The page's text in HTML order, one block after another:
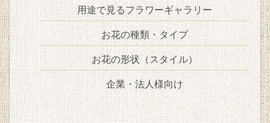
用途で見るフラワーギャラリー
お花の種類・タイプ
お花の形状（スタイル）
企業・法人様向け